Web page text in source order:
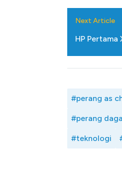
Next Article
HP Pertama
#perang as
#perang
#teknologi